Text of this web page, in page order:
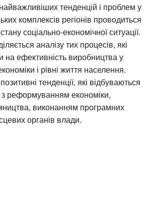
тенденцій і проблем у
комплексів регіонів проводиться
соціально-економічної ситуації.
аналізу тих процесів, які
на ефективність виробництва у
і рівні життя населення.
тенденції, які відбуваються
з реформуванням економіки,
виконанням програмних
органів влади.